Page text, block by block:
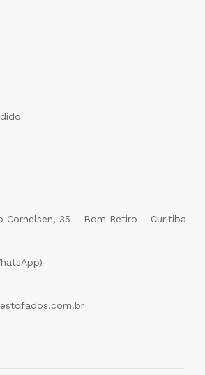
Cornelsen, 35 – Bom Retiro – Curitiba